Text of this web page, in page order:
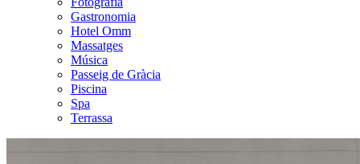
Gastronomia
Hotel Omm
Massatges
Música
Passeig de Gràcia
Piscina
Spa
Terrassa